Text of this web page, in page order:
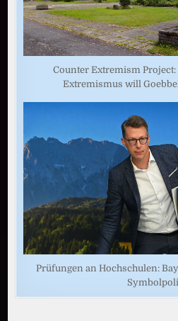
Counter Extremism Project:
Extremismus will
Prüfungen an Hochschulen: